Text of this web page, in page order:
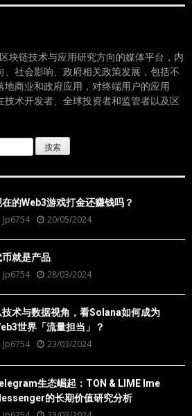
块链技术与应用研究方向的媒体平台，内
社会影响、政府相关政策发展，包括不
商业和政府应用，对终端用户的应用
术开发者、全球投资者和监管者以及区
在的Web3游戏打金还赚钱吗？
Jp6754 20/05/2024
币就是产品
Jp6754 28/03/2024
技术与数据视角，看Solana如何成为
世界「流量担当」？
Jp6754 23/03/2024
生态崛起：TON & LIME Ime
的长期价值研究分析